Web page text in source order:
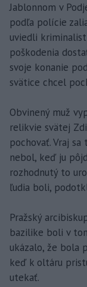
Jablonnom v
podľa polície
uviedli
poškodenia
svoje konanie
svätice chcel
Obvinený muž
relikvie svätej
pochovať. Vraj
nebol, keď ju
rozhodnutý to
ľudia boli,
Pražský
bazilike boli v
ukázalo, že bola
keď k oltáru
utekať.